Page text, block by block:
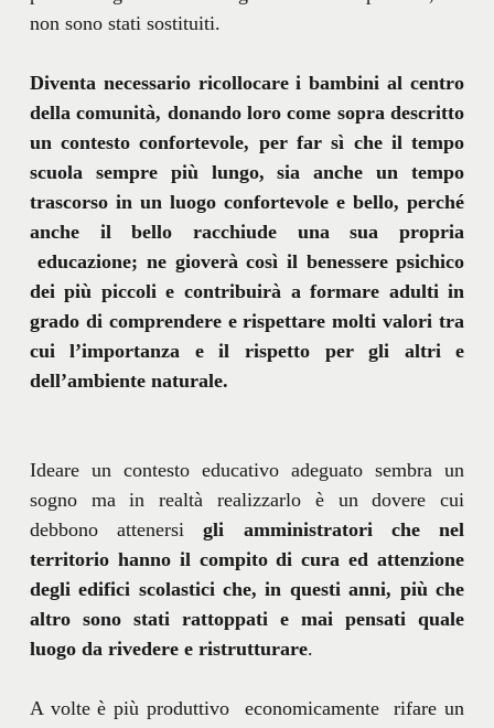
non sono stati sostituiti.
Diventa necessario ricollocare i bambini al centro
della comunità, donando loro come sopra descritto
un contesto confortevole, per far sì che il tempo
scuola sempre più lungo, sia anche un tempo
trascorso in un luogo confortevole e bello, perché
anche il bello racchiude una sua propria
educazione; ne gioverà così il benessere psichico
dei più piccoli e contribuirà a formare adulti in
grado di comprendere e rispettare molti valori tra
cui l’importanza e il rispetto per gli altri e
dell’ambiente naturale.
Ideare un contesto educativo adeguato sembra un
sogno ma in realtà realizzarlo è un dovere cui
debbono attenersigli amministratori che nel
territorio hanno il compito di cura ed attenzione
degli edifici scolastici che, in questi anni, più che
altro sono stati rattoppati e mai pensati quale
luogo da rivedere e ristrutturare.
A volte è più produttivo economicamente rifare un